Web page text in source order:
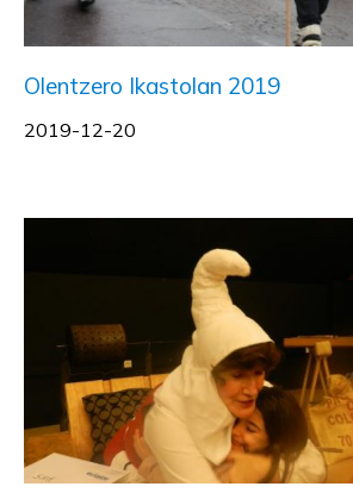
Olentzero Ikastolan 2019
2019-12-20